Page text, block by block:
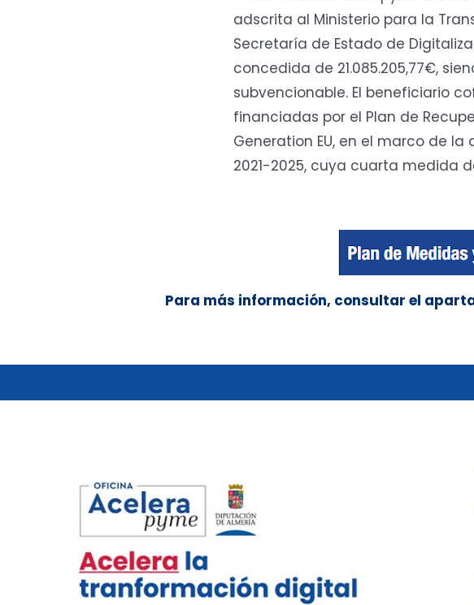
adscrita al Ministerio para la
Secretaría de Estado de
concedida de 21.085.205,77€,
subvencionable. El beneficiario
financiadas por el Plan de
Generation EU, en el marco de
2021-2025, cuya cuarta medida
Para más información, consultar el